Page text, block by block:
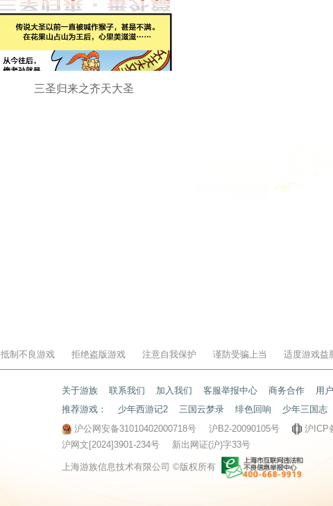
三圣归来之齐天大圣
抵制不良游戏 拒绝盗版游戏 注意自我保护 谨防受骗上当 适度游戏益
关于游族 联系我们 加入我们 客服举报中心 商务合作
用
推荐游戏：
少年西游记2 三国云梦录 绯色回响
少年三国志
沪公网安备31010402000718号
沪B2-20090105号
沪ICP
沪网文[2024]3901-234号
新出网证(沪)字33号
上海游族信息技术有限公司 ©版权所有